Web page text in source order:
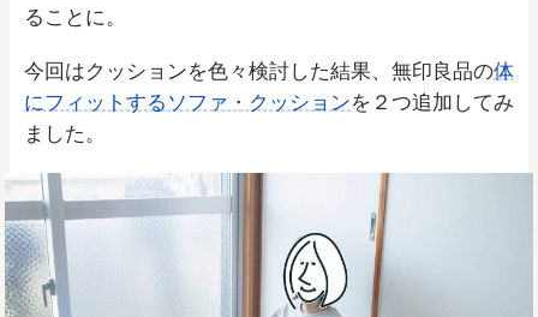
ることに。
今回はクッションを色々検討した結果、無印良品の体
にフィットするソファ・クッションを２つ追加してみ
ました。